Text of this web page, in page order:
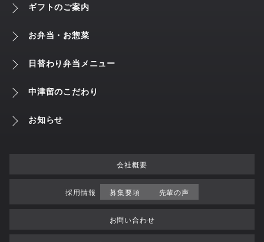
ギフトのご案内
お弁当・お惣菜
日替わり弁当メニュー
中津留のこだわり
お知らせ
会社概要
採用情報 募集要項 先輩の声
お問い合わせ